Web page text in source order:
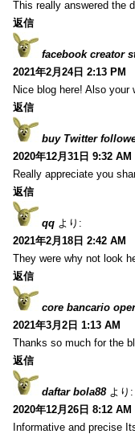
This really answered the
返信
facebook creator
2021年2月24日 2:13 PM
Nice blog here! Also your
返信
buy Twitter
2020年12月31日 9:32 AM
Really appreciate you
返信
qq より:
2021年2月18日 2:42 AM
They were why not look
返信
core bancario
2021年3月2日 1:13 AM
Thanks so much for the
返信
daftar bola88 より:
2020年12月26日 8:12 AM
Informative and precise